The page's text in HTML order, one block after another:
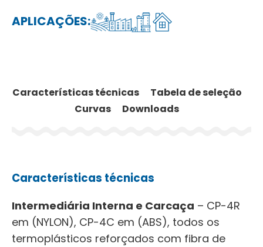
APLICAÇÕES:
Características técnicas
Tabela de seleção
Curvas
Downloads
Características técnicas
Intermediária Interna e Carcaça – CP-4R
em (NYLON), CP-4C em (ABS), todos os
termoplásticos reforçados com fibra de